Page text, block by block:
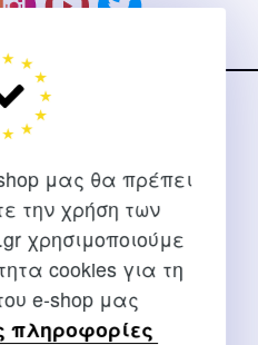
μας θα πρέπει
την χρήση των
χρησιμοποιούμε
cookies για τη
e-shop μας
πληροφορίες
παραγγελιών μέσω του